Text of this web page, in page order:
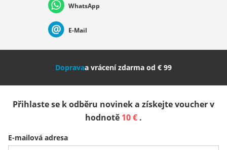
Nederland Italia (Italiano) Italien (Deutsch)
Slovenija
Belgique (Français) Danmark Norge
WhatsApp
E-Mail
Dopravaa vrácení zdarma od € 99
Přihlaste se k odběru novinek a získejte voucher v
hodnotě 10 € .
E-mailová adresa